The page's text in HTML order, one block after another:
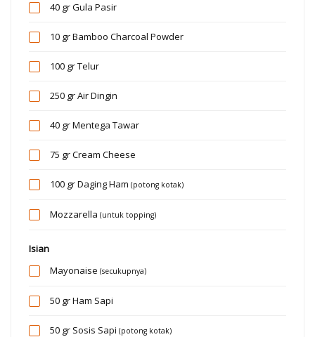
40 grGula Pasir
10 grBamboo Charcoal Powder
100 grTelur
250 grAir Dingin
40 grMentega Tawar
75 grCream Cheese
100 grDaging Ham (potong kotak)
Mozzarella (untuk topping)
Isian
Mayonaise (secukupnya)
50 grHam Sapi
50 gr Sosis Sapi (potong kotak)